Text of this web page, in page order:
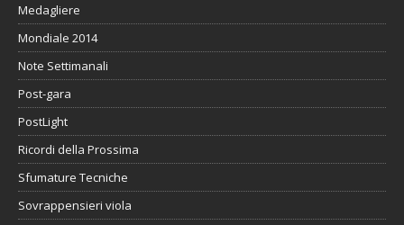
Medagliere
Mondiale 2014
Note Settimanali
Post-gara
PostLight
Ricordi della Prossima
Sfumature Tecniche
Sovrappensieri viola